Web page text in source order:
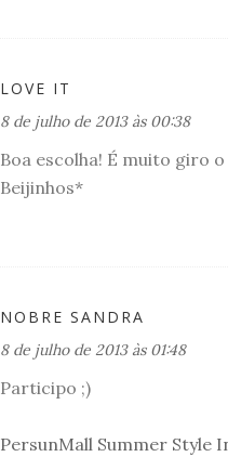
LOVE IT
8 de julho de 2013 às 00:38
Boa escolha! É muito giro
Beijinhos*
NOBRE SANDRA
8 de julho de 2013 às 01:48
Participo ;)
PersunMall Summer Style